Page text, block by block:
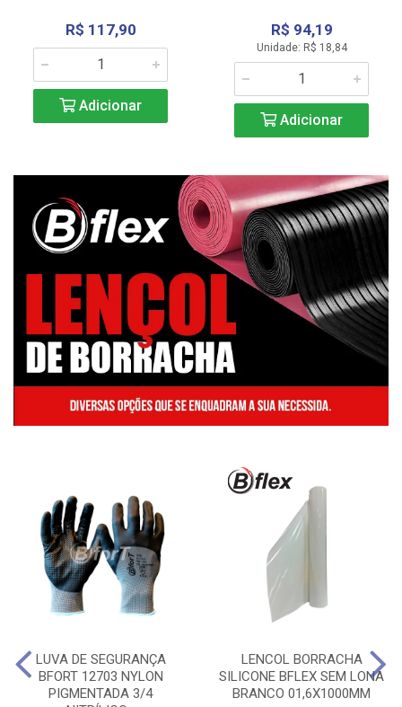
R$ 117,90
Adicionar
R$ 94,19
Unidade: R$ 18,84
Adicionar
LUVA DE SEGURANÇA
BFORT 12703 NYLON
PIGMENTADA 3/4
LENCOL BORRACHA
SILICONE BFLEX SEM LONA
BRANCO 01,6X1000MM